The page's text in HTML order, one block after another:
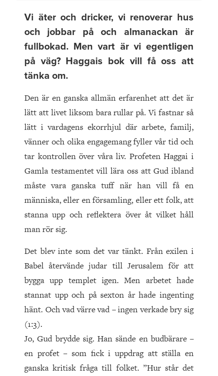
Vi äter och dricker, vi renoverar hus
och jobbar på och almanackan är
fullbokad. Men vart är vi egentligen
på väg? Haggais bok vill få oss att
tänka om.
Den är en ganska allmän erfarenhet att det är
lätt att livet liksom bara rullar på. Vi fastnar så
lätt i vardagens ekorrhjul där arbete, familj,
vänner och olika engagemang fyller vår tid och
tar kontrollen över våra liv. Profeten Haggai i
Gamla testamentet vill lära oss att Gud ibland
måste vara ganska tuff när han vill få en
människa, eller en församling, eller ett folk, att
stanna upp och reflektera över åt vilket håll
man rör sig.
Det blev inte som det var tänkt. Från exilen i
Babel återvände judar till Jerusalem för att
bygga upp templet igen. Men arbetet hade
stannat upp och på sexton år hade ingenting
hänt. Och vad värre vad – ingen verkade bry sig
(1:3).
Jo, Gud brydde sig. Han sände en budbärare –
en profet – som fick i uppdrag att ställa en
ganska kritisk fråga till folket. ”Hur står det